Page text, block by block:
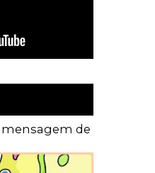
mensagem de